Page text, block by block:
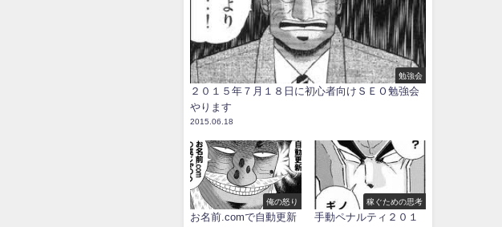
勉強会
２０１５年７月１８日に初心者向けＳＥＯ勉強会
やります
2015.06.18
俺の怒り
お名前.comで自動更新
稼ぐための思考
手動ペナルティ２０１